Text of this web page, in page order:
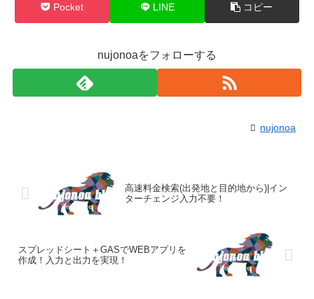
Pocket LINE コピー
nujonoaをフォローする
nujonoa
高速料金検索(出発地と目的地から)|イン
ターチェンジ入力不要！
スプレッドシート＋GASでWEBアプリを
作成！入力と出力を実現！